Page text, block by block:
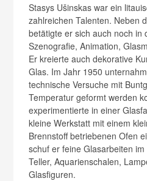
Stasys Ušinskas war ein
zahlreichen Talenten. Neben
betätigte er sich auch noch in
Szenografie, Animation,
Er kreierte auch dekorative
Glas. Im Jahr 1950
technische Versuche mit
Temperatur geformt werden
experimentierte in einer
kleine Werkstatt mit einem
Brennstoff betriebenen Ofen
schuf er feine Glasarbeiten
Teller, Aquarienschalen,
Glasfiguren.